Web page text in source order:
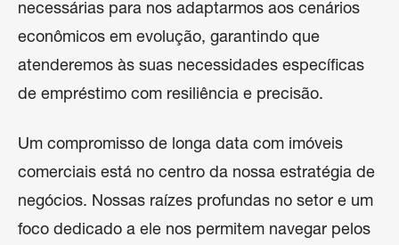
necessárias para nos adaptarmos aos cenários
econômicos em evolução, garantindo que
atenderemos às suas necessidades específicas
de empréstimo com resiliência e precisão.
Um compromisso de longa data com imóveis
comerciais está no centro da nossa estratégia de
negócios. Nossas raízes profundas no setor e um
foco dedicado a ele nos permitem navegar pelos